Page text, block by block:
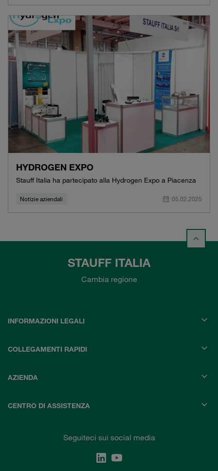
HYDROGEN EXPO
Stauff Italia ha partecipato alla Hydrogen Expo a Piacenza
Notizie aziendali 05.02.2025
STAUFF ITALIA
Cambia regione
INFORMAZIONI LEGALI
COLLEGAMENTI RAPIDI
AZIENDA
CENTRO DI ASSISTENZA
Seguiteci sui social media